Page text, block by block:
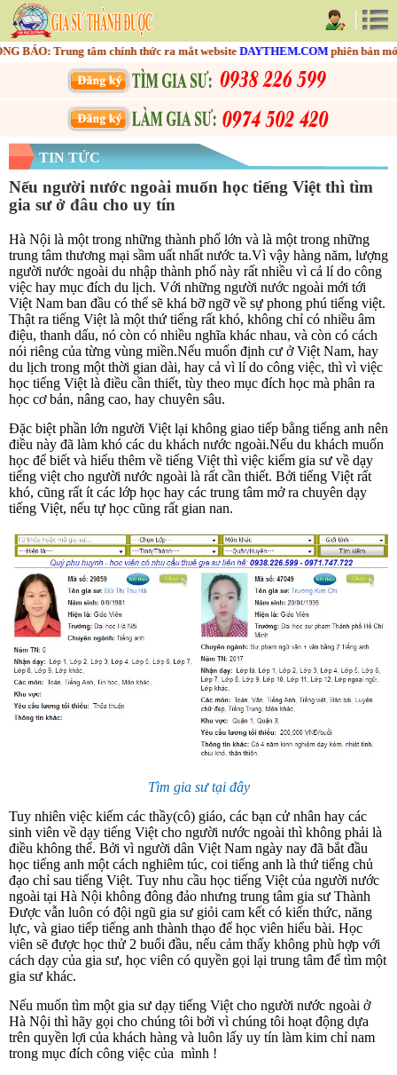
BÁO: Trung tâm chính thức ra mắt websiteDAYTHEM.COMphiên bản mới
TIN TỨC
Nếu người nước ngoài muốn học tiếng Việt thì tìm
gia sư ở đâu cho uy tín
Hà Nội là một trong những thành phố lớn và là một trong những
trung tâm thương mại sầm uất nhất nước ta.Vì vậy hàng năm, lượng
người nước ngoài du nhập thành phố này rất nhiều vì cả lí do công
việc hay mục đích du lịch. Với những người nước ngoài mới tới
Việt Nam ban đầu có thể sẽ khá bỡ ngỡ về sự phong phú tiếng việt.
Thật ra tiếng Việt là một thứ tiếng rất khó, không chỉ có nhiều âm
điệu, thanh dấu, nó còn có nhiều nghĩa khác nhau, và còn có cách
nói riêng của từng vùng miền.Nếu muốn định cư ở Việt Nam, hay
du lịch trong một thời gian dài, hay cả vì lí do công việc, thì vì việc
học tiếng Việt là điều cần thiết, tùy theo mục đích học mà phân ra
học cơ bản, nâng cao, hay chuyên sâu.
Đặc biệt phần lớn người Việt lại không giao tiếp bằng tiếng anh nên
điều này đã làm khó các du khách nước ngoài.Nếu du khách muốn
học để biết và hiểu thêm về tiếng Việt thì việc kiếm gia sư về dạy
tiếng việt cho người nước ngoài là rất cần thiết. Bởi tiếng Việt rất
khó, cũng rất ít các lớp học hay các trung tâm mở ra chuyên dạy
tiếng Việt, nếu tự học cũng rất gian nan.
Tìm gia sư tại đây
Tuy nhiên việc kiếm các thầy(cô) giáo, các bạn cử nhân hay các
sinh viên về dạy tiếng Việt cho người nước ngoài thì không phải là
điều không thể. Bởi vì người dân Việt Nam ngày nay đã bắt đầu
học tiếng anh một cách nghiêm túc, coi tiếng anh là thứ tiếng chủ
đạo chỉ sau tiếng Việt. Tuy nhu cầu học tiếng Việt của người nước
ngoài tại Hà Nội không đông đảo nhưng trung tâm gia sư Thành
Được vẫn luôn có đội ngũ gia sư giỏi cam kết có kiến thức, năng
lực, và giao tiếp tiếng anh thành thạo để học viên hiểu bài. Học
viên sẽ được học thử 2 buổi đầu, nếu cảm thấy không phù hợp với
cách dạy của gia sư, học viên có quyền gọi lại trung tâm để tìm một
gia sư khác.
Nếu muốn tìm một gia sư dạy tiếng Việt cho người nước ngoài ở
Hà Nội thì hãy gọi cho chúng tôi bởi vì chúng tôi hoạt động dựa
trên quyền lợi của khách hàng và luôn lấy uy tín làm kim chỉ nam
trong mục đích công việc của mình !